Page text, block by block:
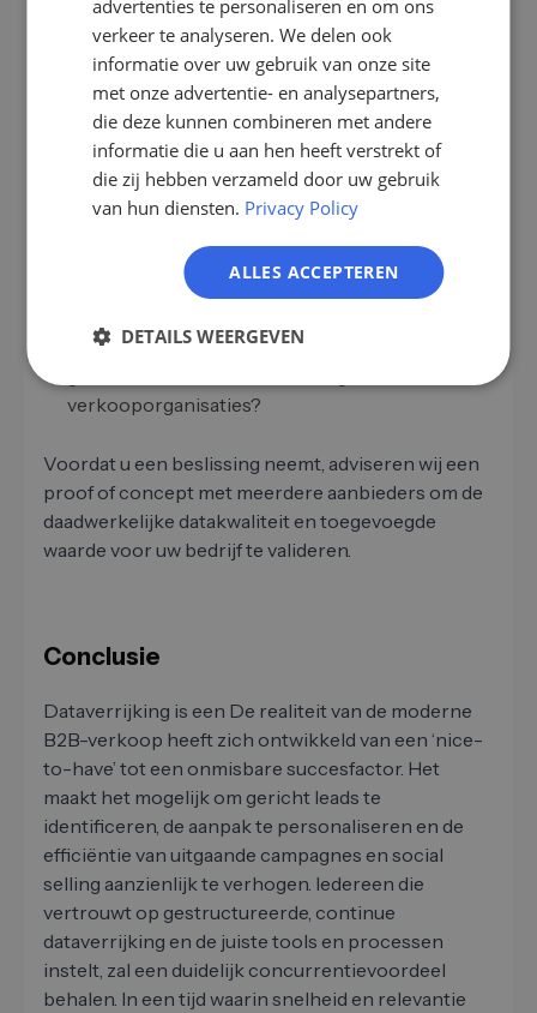
volledig en gedetailleerd is de verstrekte
informatie? Zijn er branchespecifieke
bijzonderheden?
Integratie in bestaande systemen: Maakt de
tool een naadloze koppeling met uw CRM of
andere relevante verkooptools mogelijk
(bijvoorbeeld via API's of native integraties)?
kunt u uw eigen regels
definiëren voor dataverrijking en leadevaluatie
om uw specifieke verkoopproces optimaal weer
Schaalbaarheid:Is de tool ook ontworpen voor
verkooporganisaties?
Voordat u een beslissing neemt, adviseren wij een
proof of concept met meerdere aanbieders om de
daadwerkelijke datakwaliteit en toegevoegde
waarde voor uw bedrijf te valideren.
Conclusie
Dataverrijking is een De realiteit van de moderne
B2B-verkoop heeft zich ontwikkeld van een ‘nice-
to-have’ tot een onmisbare succesfactor. Het
maakt het mogelijk om gericht leads te
identificeren, de aanpak te personaliseren en de
efficiëntie van uitgaande campagnes en social
selling aanzienlijk te verhogen. Iedereen die
vertrouwt op gestructureerde, continue
dataverrijking en de juiste tools en processen
instelt, zal een duidelijk concurrentievoordeel
behalen. In een tijd waarin snelheid en relevantie
FR
IT
NL
PL
advertenties te personaliseren en om ons
verkeer te analyseren. We delen ook
informatie over uw gebruik van onze site
met onze advertentie- en analysepartners,
die deze kunnen combineren met andere
informatie die u aan hen heeft verstrekt of
die zij hebben verzameld door uw gebruik
van hun diensten. Privacy Policy
ALLES ACCEPTEREN
DETAILS WEERGEVEN